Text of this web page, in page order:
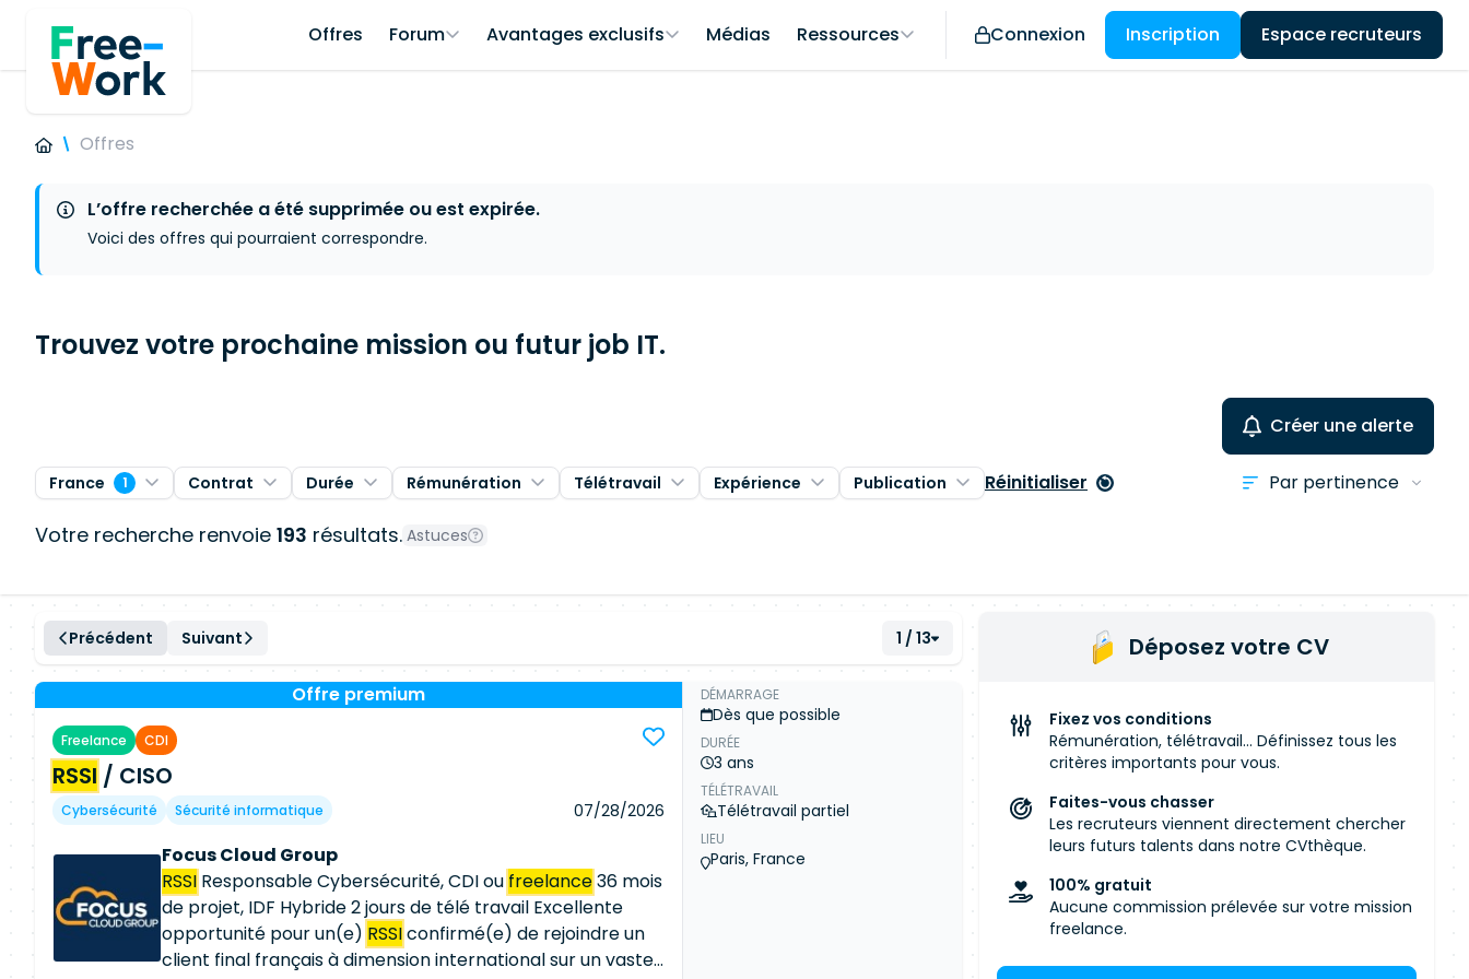
Offres Forum Avantages exclusifs Médias Ressources Connexion Inscription Espace recruteurs
Offres
L’offre recherchée a été supprimée ou est expirée.
Voici des offres qui pourraient correspondre.
Trouvez votre prochaine mission ou futur job IT.
Créer une alerte
France 1 Contrat Durée Rémunération Télétravail Expérience Publication Réinitialiser
Votre recherche renvoie 193 résultats. Astuces
Précédent Suivant 1 / 13
Offre premium
Freelance CDI
RSSI / CISO
Cybersécurité Sécurité informatique 07/28/2026
Focus Cloud Group
RSSI Responsable Cybersécurité, CDI ou freelance36 mois
de projet, IDF Hybride 2 jours de télé travail Excellente
opportunité pour un(e) RSSIconfirmé(e) de rejoindre un
client final français à dimension international sur un vaste
DÉMARRAGE
Dès que possible
DURÉE
3 ans
TÉLÉTRAVAIL
Télétravail partiel
LIEU
Paris, France
Déposez votre CV
Fixez vos conditions
Rémunération, télétravail... Définissez tous les
critères importants pour vous.
Faites-vous chasser
Les recruteurs viennent directement chercher
leurs futurs talents dans notre CVthèque.
100% gratuit
Aucune commission prélevée sur votre mission
freelance.